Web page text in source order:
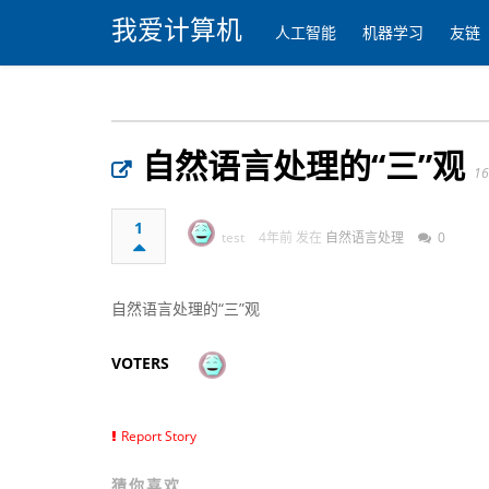
我爱计算机 人工智能 机器学习 友链
自然语言处理的“三”观 ​​
1 test 4年前 发在 自然语言处理 0
自然语言处理的“三”观 ​​
VOTERS
Report Story